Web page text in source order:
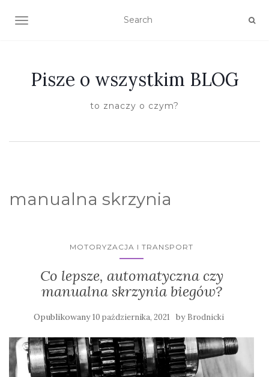
TOGGLE NAVIGATION
Pisze o wszystkim BLOG
to znaczy o czym?
manualna skrzynia
MOTORYZACJA I TRANSPORT
Co lepsze, automatyczna czy
manualna skrzynia biegów?
Opublikowany10 października, 2021 by Brodnicki